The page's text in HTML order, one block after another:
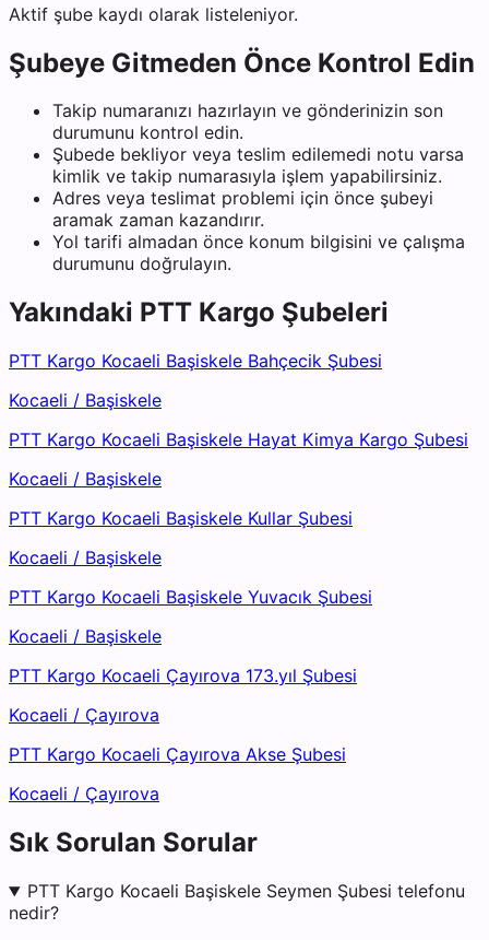
Aktif şube kaydı olarak listeleniyor.
Şubeye Gitmeden Önce Kontrol Edin
Takip numaranızı hazırlayın ve gönderinizin son
durumunu kontrol edin.
Şubede bekliyor veya teslim edilemedi notu varsa
kimlik ve takip numarasıyla işlem yapabilirsiniz.
Adres veya teslimat problemi için önce şubeyi
aramak zaman kazandırır.
Yol tarifi almadan önce konum bilgisini ve çalışma
durumunu doğrulayın.
Yakındaki PTT Kargo Şubeleri
PTT Kargo Kocaeli Başiskele Bahçecik Şubesi
Kocaeli / Başiskele
PTT Kargo Kocaeli Başiskele Hayat Kimya Kargo Şubesi
Kocaeli / Başiskele
PTT Kargo Kocaeli Başiskele Kullar Şubesi
Kocaeli / Başiskele
PTT Kargo Kocaeli Başiskele Yuvacık Şubesi
Kocaeli / Başiskele
PTT Kargo Kocaeli Çayırova 173.yıl Şubesi
Kocaeli / Çayırova
PTT Kargo Kocaeli Çayırova Akse Şubesi
Kocaeli / Çayırova
Sık Sorulan Sorular
PTT Kargo Kocaeli Başiskele Seymen Şubesi telefonu
nedir?